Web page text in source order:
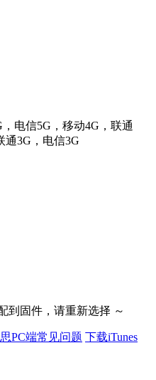
电信5G，移动4G，联通
通3G，电信3G
到固件，请重新选择 ～
PC端常见问题 下载iTunes